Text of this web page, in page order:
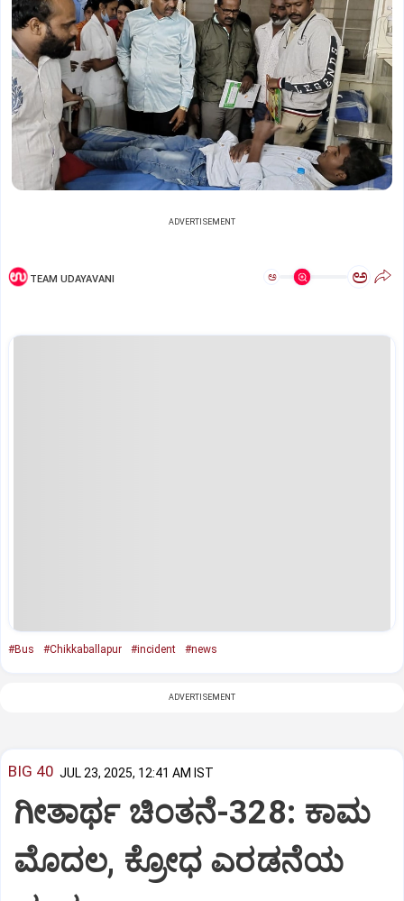
ADVERTISEMENT
TEAM UDAYAVANI ಅ ಅ
#Bus #Chikkaballapur #incident #news
ADVERTISEMENT
BIG 40 JUL 23, 2025, 12:41 AM IST
ಗೀತಾರ್ಥ ಚಿಂತನೆ-328: ಕಾಮ
ಮೊದಲ, ಕ್ರೋಧ ಎರಡನೆಯ